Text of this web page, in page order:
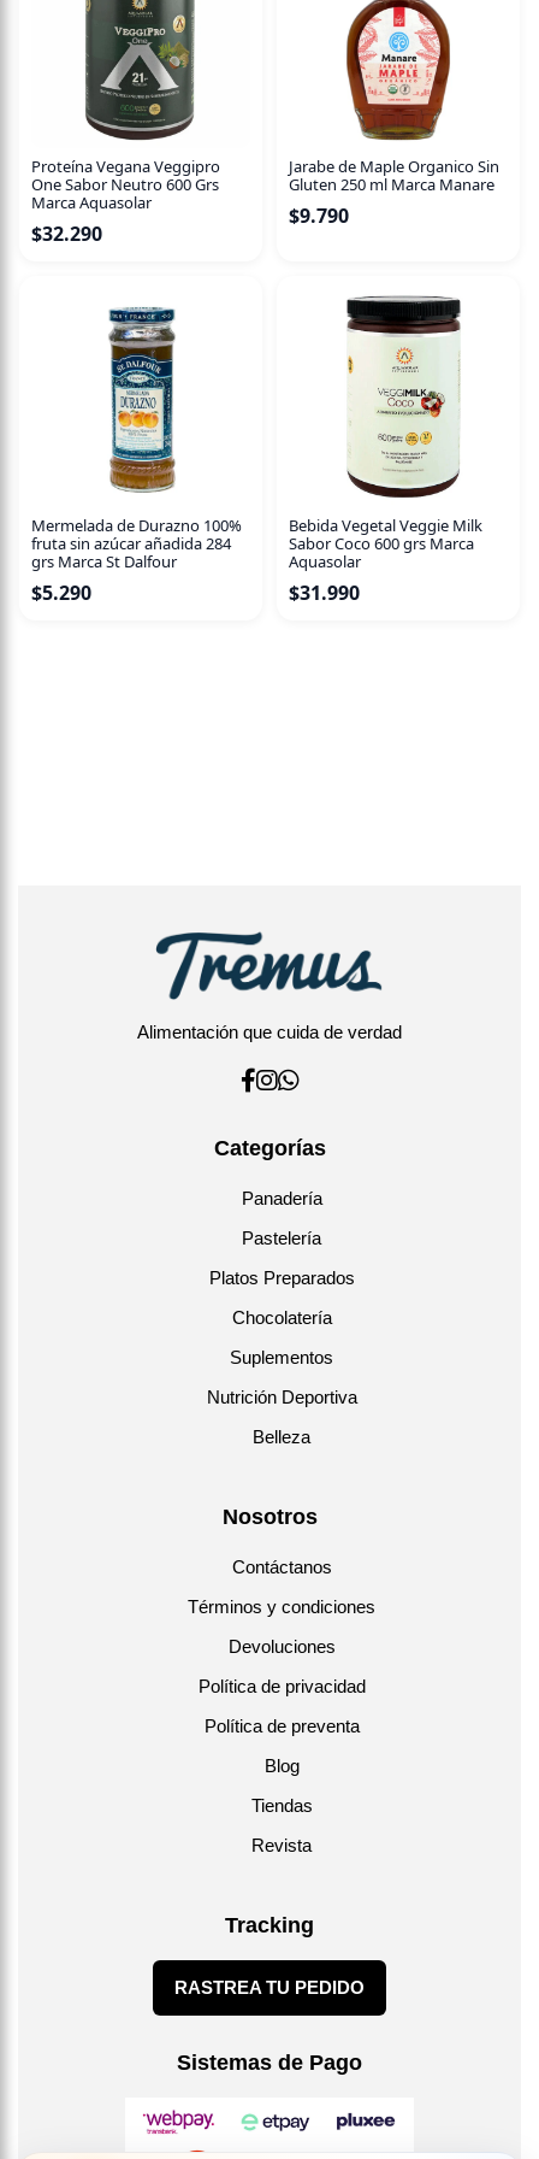
Prueba esta exquisita opción que te encantará en
cualquier momento del día.
Proteína Vegana Veggipro
One Sabor Neutro 600 Grs
Marca Aquasolar
$32.290
Jarabe de Maple Organico Sin
Gluten 250 ml Marca Manare
$9.790
Mermelada de Durazno 100%
fruta sin azúcar añadida 284
grs Marca St Dalfour
$5.290
Bebida Vegetal Veggie Milk
Sabor Coco 600 grs Marca
Aquasolar
$31.990
Alimentación que cuida de verdad
Categorías
Panadería
Pastelería
Platos Preparados
Chocolatería
Suplementos
Nutrición Deportiva
Belleza
Nosotros
Contáctanos
Términos y condiciones
Devoluciones
Política de privacidad
Política de preventa
Blog
Tiendas
Revista
Tracking
RASTREA TU PEDIDO
Sistemas de Pago